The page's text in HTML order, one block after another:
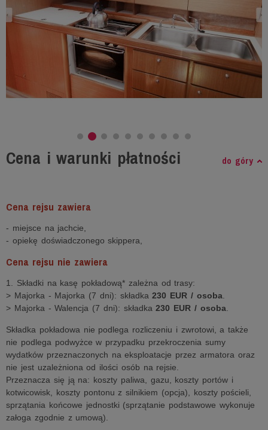
Cena i warunki płatności do góry
Cena rejsu zawiera
- miejsce na jachcie,
- opiekę doświadczonego skippera,
Cena rejsu nie zawiera
1. Składki na kasę pokładową* zależna od trasy:
> Majorka - Majorka (7 dni): składka230 EUR / osoba.
> Majorka - Walencja (7 dni): składka230 EUR / osoba.
Składka pokładowa nie podlega rozliczeniu i zwrotowi, a także
nie podlega podwyżce w przypadku przekroczenia sumy
wydatków przeznaczonych na eksploatacje przez armatora oraz
nie jest uzależniona od ilości osób na rejsie.
Przeznacza się ją na: koszty paliwa, gazu, koszty portów i
kotwicowisk, koszty pontonu z silnikiem (opcja), koszty pościeli,
sprzątania końcowe jednostki (sprzątanie podstawowe wykonuje
załoga zgodnie z umową).